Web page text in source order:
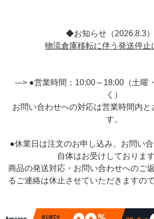
◆お知らせ（2026.8.3
物流倉庫移転に伴う発送停止
---> ●営業時間：10:00～18:00（土曜
く）
お問い合わせへの対応は営業時間内と
す。
●休業日は注文のお申し込み、お問い
自体はお受けしております
商品の発送対応・お問い合わせへのご
るご連絡は休止させていただきますの